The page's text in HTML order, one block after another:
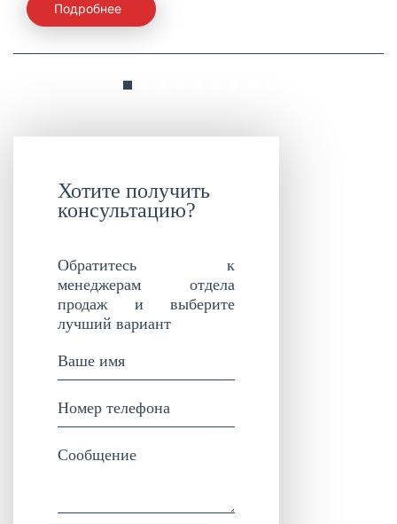
Подробнее
Хотите получить
консультацию?
Обратитесь к
менеджерам отдела
продаж и выберите
лучший вариант